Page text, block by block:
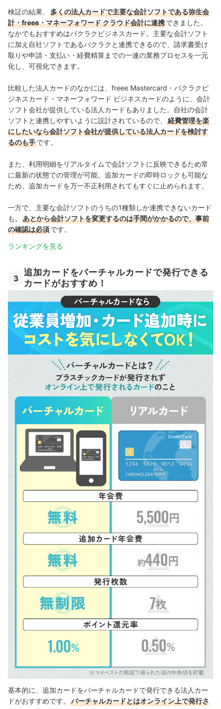
検証の結果、
多くの法人カードで主要な会計ソフトである弥生会
計・freee・マネーフォワード クラウド会計に連携できました。
なかでもおすすめはバクラクビジネスカード。主要な会計ソフト
に加え自社ソフトであるバクラクと連携できるので、請求書受け
取りや申請・支払い・経費精算までの一連の業務プロセスを一元
化し、可視化できます。
比較した法人カードのなかには、freee Mastercard・バクラクビ
ジネスカード・マネーフォワード ビジネスカードのように、会計
ソフト会社が提供している法人カードもありました。自社の会計
ソフトと連携しやすいように設計されているので、
経費管理を楽
にしたいなら会計ソフト会社が提供している法人カードを検討す
るのも手です。
また、利用明細をリアルタイムで会計ソフトに反映できるため常
に最新の状態での管理が可能。追加カードの即時ロックも可能な
ため、追加カードを万一不正利用されてもすぐに止められます。
一方で、主要な会計ソフトのうちの1種類しか連携できないカード
も。
あとから会計ソフトを変更するのは手間がかかるので、事前
の確認は必須です。
ランキングを見る
3
追加カードをバーチャルカードで発行できる
カードがおすすめ！
基本的に、追加カードをバーチャルカードで発行できる法人カー
ドがおすすめです。
バーチャルカードとはオンライン上で発行さ